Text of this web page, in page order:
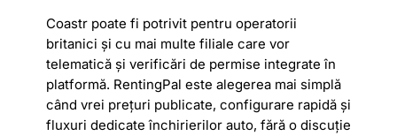
Coastr poate fi potrivit pentru operatorii
britanici și cu mai multe filiale care vor
telematică și verificări de permise integrate în
platformă. RentingPal este alegerea mai simplă
când vrei prețuri publicate, configurare rapidă și
fluxuri dedicate închirierilor auto, fără o discuție